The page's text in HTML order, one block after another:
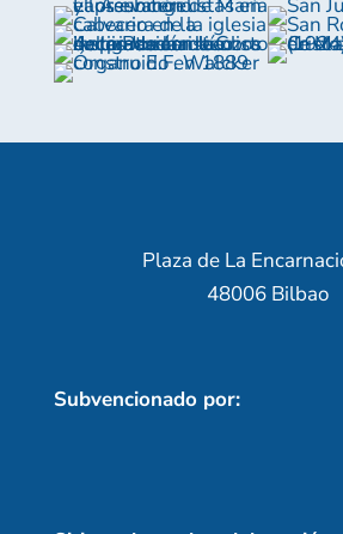
Plaza de La
48006 Bilbao
Subvencionado por: